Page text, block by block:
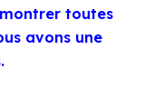
toutes
avons une